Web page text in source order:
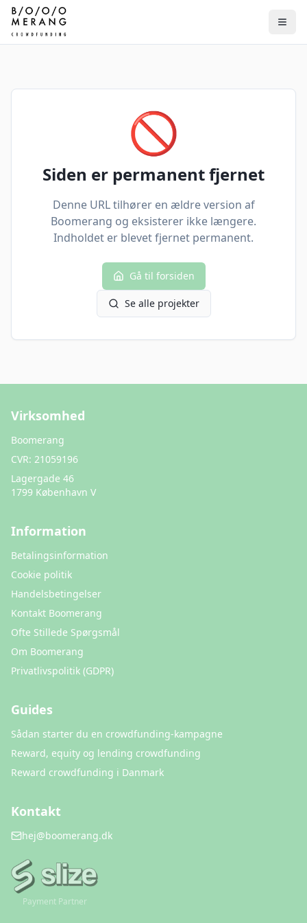
🚫
Siden er permanent fjernet
Denne URL tilhører en ældre version af
Boomerang og eksisterer ikke længere.
Indholdet er blevet fjernet permanent.
Gå til forsiden
Se alle projekter
Virksomhed
Boomerang
CVR: 21059196
Lagergade 46
1799 København V
Information
Betalingsinformation
Cookie politik
Handelsbetingelser
Kontakt Boomerang
Ofte Stillede Spørgsmål
Om Boomerang
Privatlivspolitik (GDPR)
Guides
Sådan starter du en crowdfunding-kampagne
Reward, equity og lending crowdfunding
Reward crowdfunding i Danmark
Kontakt
hej@boomerang.dk
Payment Partner